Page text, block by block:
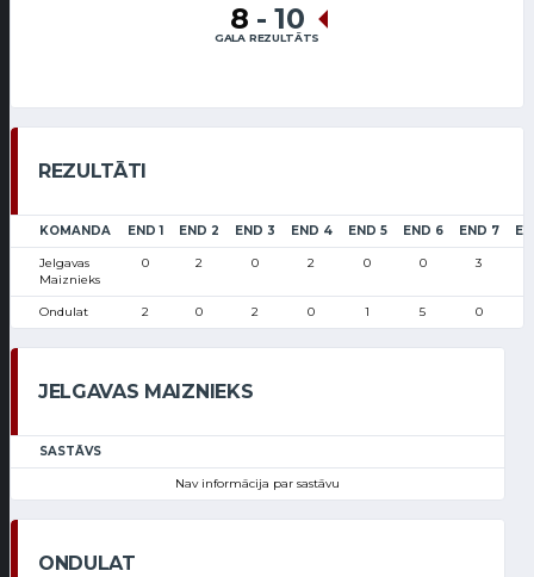
8 - 10
GALA REZULTĀTS
REZULTĀTI
KOMANDA END 1 END 2 END 3 END 4 END 5 END 6 END 7
Jelgavas
Maiznieks
0 2 0 2 0 0 3
Ondulat 2 0 2 0 1 5 0
JELGAVAS MAIZNIEKS
SASTĀVS
Nav informācija par sastāvu
ONDULAT